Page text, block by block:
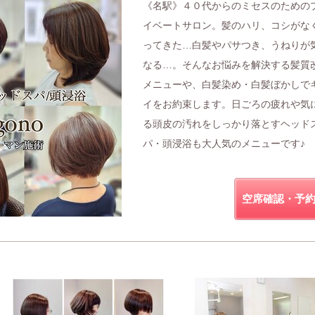
《名駅》４０代からのミセスのための
イベートサロン。髪のハリ、コシがな
ってきた…白髪やパサつき、うねりが
なる…。そんなお悩みを解決する髪質
メニューや、白髪染め・白髪ぼかしで
イをお約束します。日ごろの疲れや気
る頭皮の汚れをしっかり落とすヘッド
パ・頭浸浴も大人気のメニューです♪
空席確認・予